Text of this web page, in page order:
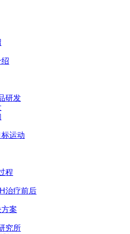
研发
运动
程
治疗前后
案
究所